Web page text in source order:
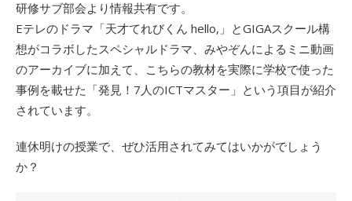
研修サブ部会より情報共有です。
Eテレのドラマ「天才てれびくん hello,」とGIGAスクール構
想がコラボしたスペシャルドラマ、みやぞんによるミニ動画
のアーカイブに加えて、こちらの教材を実際に学校で使った
事例を載せた「発見！7人のICTマスター」という項目が紹介
されています。
連休明けの授業で、ぜひ活用されてみてはいかがでしょう
か？